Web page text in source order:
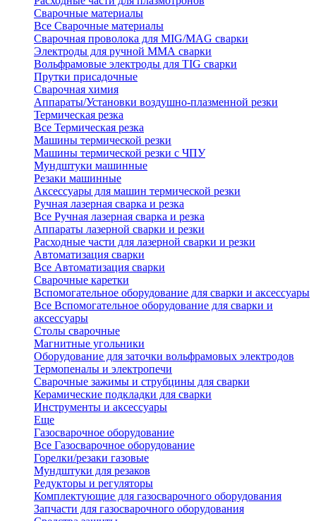
Сварочные материалы
Все Сварочные материалы
Сварочная проволока для MIG/MAG сварки
Электроды для ручной ММА сварки
Вольфрамовые электроды для TIG сварки
Прутки присадочные
Сварочная химия
Аппараты/Установки воздушно-плазменной резки
Термическая резка
Все Термическая резка
Машины термической резки
Машины термической резки с ЧПУ
Мундштуки машинные
Резаки машинные
Аксессуары для машин термической резки
Ручная лазерная сварка и резка
Все Ручная лазерная сварка и резка
Аппараты лазерной сварки и резки
Расходные части для лазерной сварки и резки
Автоматизация сварки
Все Автоматизация сварки
Сварочные каретки
Вспомогательное оборудование для сварки и аксессуары
Все Вспомогательное оборудование для сварки и
аксессуары
Столы сварочные
Магнитные угольники
Оборудование для заточки вольфрамовых электродов
Термопеналы и электропечи
Сварочные зажимы и струбцины для сварки
Керамические подкладки для сварки
Инструменты и аксессуары
Еще
Газосварочное оборудование
Все Газосварочное оборудование
Горелки/резаки газовые
Мундштуки для резаков
Редукторы и регуляторы
Комплектующие для газосварочного оборудования
Запчасти для газосварочного оборудования